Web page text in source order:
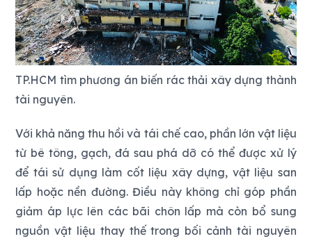
TP.HCM tìm phương án biến rác thải xây dựng thành
tài nguyên.
Với khả năng thu hồi và tái chế cao, phần lớn vật liệu
từ bê tông, gạch, đá sau phá dỡ có thể được xử lý
để tái sử dụng làm cốt liệu xây dựng, vật liệu san
lấp hoặc nền đường. Điều này không chỉ góp phần
giảm áp lực lên các bãi chôn lấp mà còn bổ sung
nguồn vật liệu thay thế trong bối cảnh tài nguyên